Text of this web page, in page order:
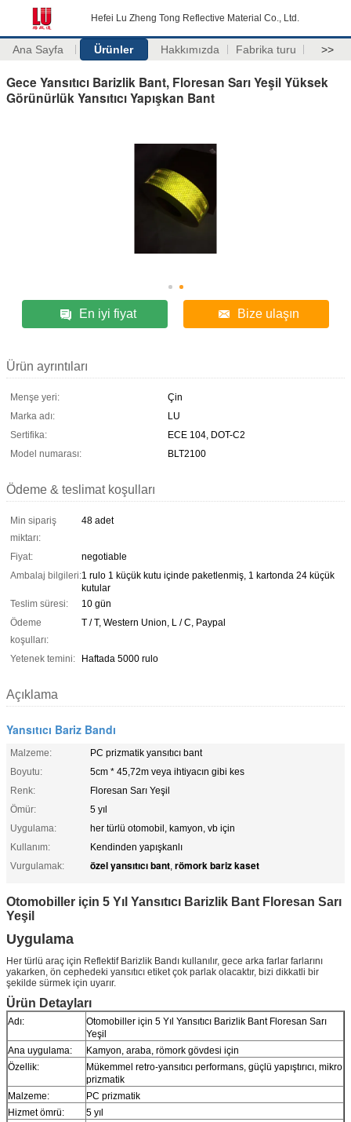
Hefei Lu Zheng Tong Reflective Material Co., Ltd.
Ana Sayfa Ürünler Hakkımızda Fabrika turu >>
Gece Yansıtıcı Barizlik Bant, Floresan Sarı Yeşil Yüksek
Görünürlük Yansıtıcı Yapışkan Bant
En iyi fiyat Bize ulaşın
Ürün ayrıntıları
Menşe yeri:
Çin
Marka adı:
LU
Sertifika:
ECE 104, DOT-C2
Model numarası:
BLT2100
Ödeme & teslimat koşulları
Min sipariş
miktarı:
48 adet
Fiyat:
negotiable
Ambalaj bilgileri:1 rulo 1 küçük kutu içinde paketlenmiş, 1 kartonda 24 küçük
kutular
Teslim süresi:
10 gün
Ödeme
koşulları:
T / T, Western Union, L / C, Paypal
Yetenek temini: Haftada 5000 rulo
Açıklama
Yansıtıcı Bariz Bandı
Malzeme:
PC prizmatik yansıtıcı bant
Boyutu:
5cm * 45,72m veya ihtiyacın gibi kes
Renk:
Floresan Sarı Yeşil
Ömür:
5 yıl
Uygulama:
her türlü otomobil, kamyon, vb için
Kullanım:
Kendinden yapışkanlı
Vurgulamak:
özel yansıtıcı bant, römork bariz kaset
Otomobiller için 5 Yıl Yansıtıcı Barizlik Bant Floresan Sarı
Yeşil
Uygulama
Her türlü araç için Reflektif Barizlik Bandı kullanılır, gece arka farlar farlarını
yakarken, ön cephedeki yansıtıcı etiket çok parlak olacaktır, bizi dikkatli bir
şekilde sürmek için uyarır.
Ürün Detayları
Adı:
Otomobiller için 5 Yıl Yansıtıcı Barizlik Bant Floresan Sarı
Yeşil
Ana uygulama:
Kamyon, araba, römork gövdesi için
Özellik:
Mükemmel retro-yansıtıcı performans, güçlü yapıştırıcı, mikro
prizmatik
Malzeme:
PC prizmatik
Hizmet ömrü:
5 yıl